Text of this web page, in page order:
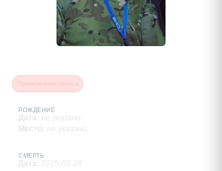
РОЖДЕНИЕ
Дата: не указано
Место: не указано
СМЕРТЬ
Дата: 2025-03-24